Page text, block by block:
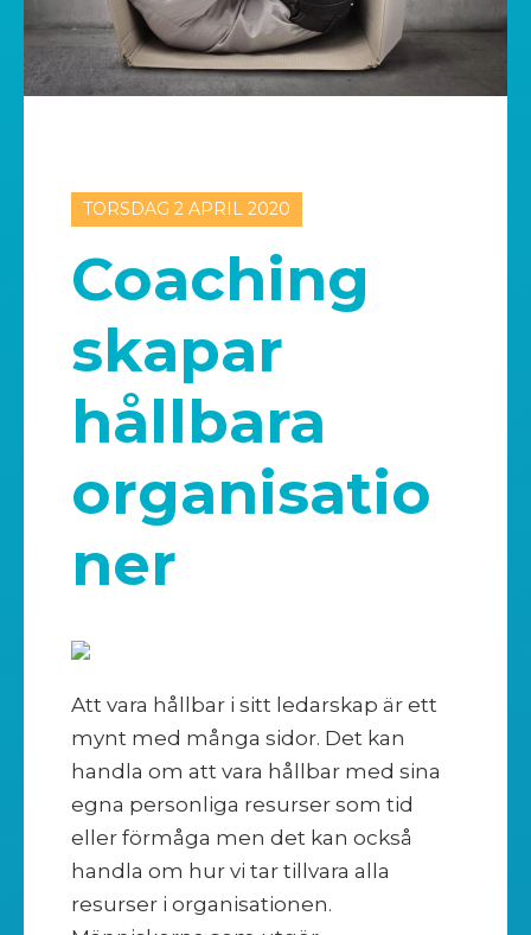
TORSDAG 2 APRIL 2020
Coaching
skapar
hållbara
organisatio
ner
Att vara hållbar i sitt ledarskap är ett
mynt med många sidor. Det kan
handla om att vara hållbar med sina
egna personliga resurser som tid
eller förmåga men det kan också
handla om hur vi tar tillvara alla
resurser i organisationen.